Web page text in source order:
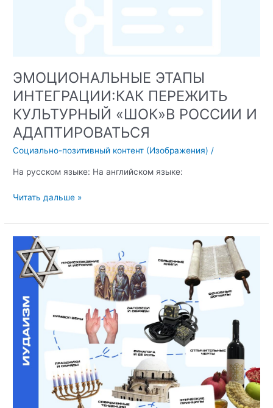
ЭМОЦИОНАЛЬНЫЕ ЭТАПЫ
ИНТЕГРАЦИИ:КАК ПЕРЕЖИТЬ
КУЛЬТУРНЫЙ «ШОК»В РОССИИ И
АДАПТИРОВАТЬСЯ
Социально-позитивный контент (Изображения) /
На русском языке: На английском языке:
ЭМОЦИОНАЛЬНЫЕ
ИНТЕГРАЦИИ:КАК
ПЕРЕЖИТЬ
КУЛЬТУРНЫЙ
«ШОК»В
РОССИИ
АДАПТИРОВАТЬСЯ
Читать дальше »